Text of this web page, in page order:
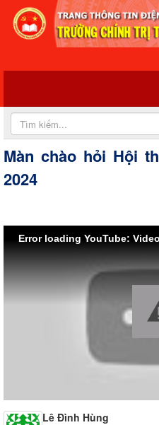
Màn chào hỏi Hội
2024
Error loading YouTube:
Lê Đình Hùng